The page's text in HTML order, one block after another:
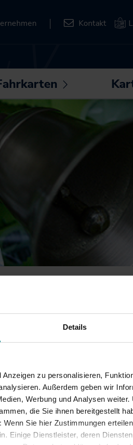
Details
zu personalisieren,
Außerdem geben wir
Werbung und Analysen
die Sie ihnen bereitgestellt
Sie hier Zustimmungen
Einige Dienstleister, deren
Kontakt
Untermenü
schließen
Deutschlandticket
Deutschland-
Schulticket
Monatskarte im Abo
Jobticket
Ticket
Ticket
GEWINNER STEHEN FEST!
stehen fest!
und Teilnehmern hat die
die sich über insgesamt drei
und fünf nah.sh-